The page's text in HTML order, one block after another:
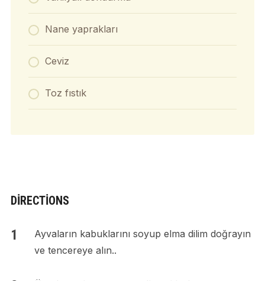
Nane yaprakları
Ceviz
Toz fıstık
DIRECTIONS
Ayvaların kabuklarını soyup elma dilim doğrayın
ve tencereye alın..